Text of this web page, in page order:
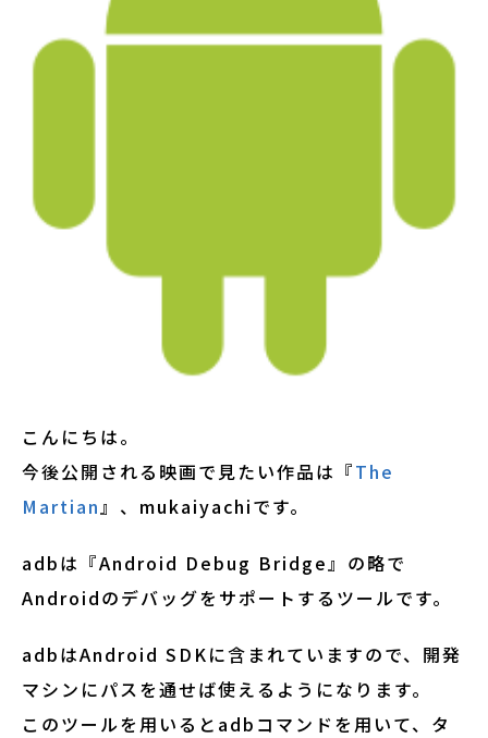
こんにちは。
今後公開される映画で見たい作品は『The
Martian』、mukaiyachiです。
adbは『Android Debug Bridge』の略で
Androidのデバッグをサポートするツールです。
adbはAndroid SDKに含まれていますので、開発
マシンにパスを通せば使えるようになります。
このツールを用いるとadbコマンドを用いて、タ